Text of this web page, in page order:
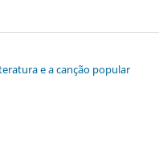
e a canção popular